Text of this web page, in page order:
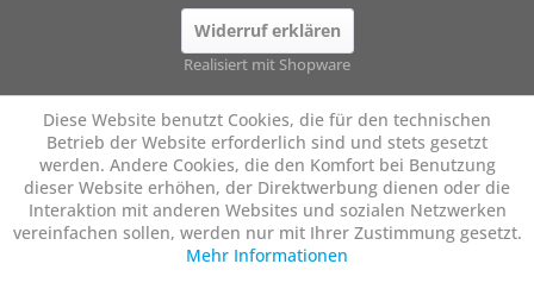
Widerruf erklären
Realisiert mit Shopware
Diese Website benutzt Cookies, die für den technischen
Betrieb der Website erforderlich sind und stets gesetzt
werden. Andere Cookies, die den Komfort bei Benutzung
dieser Website erhöhen, der Direktwerbung dienen oder die
Interaktion mit anderen Websites und sozialen Netzwerken
vereinfachen sollen, werden nur mit Ihrer Zustimmung gesetzt.
Mehr Informationen